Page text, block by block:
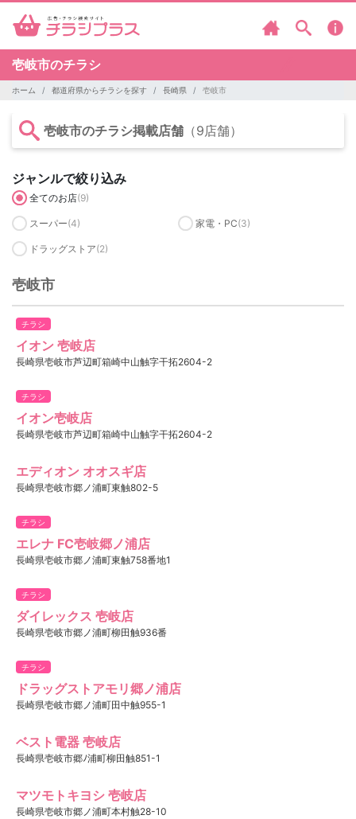
壱岐市のチラシ
ホーム 都道府県からチラシを探す 長崎県 壱岐市
壱岐市のチラシ掲載店舗 （9店舗）
ジャンルで絞り込み
全てのお店(9)
スーパー(4) 家電・PC(3)
ドラッグストア(2)
壱岐市
チラシ
イオン 壱岐店
長崎県壱岐市芦辺町箱崎中山触字干拓2604-2
チラシ
イオン壱岐店
長崎県壱岐市芦辺町箱崎中山触字干拓2604-2
エディオン オオスギ店
長崎県壱岐市郷ノ浦町東触802-5
チラシ
エレナ FC壱岐郷ノ浦店
長崎県壱岐市郷ノ浦町東触758番地1
チラシ
ダイレックス 壱岐店
長崎県壱岐市郷ノ浦町柳田触936番
チラシ
ドラッグストアモリ郷ノ浦店
長崎県壱岐市郷ノ浦町田中触955-1
ベスト電器 壱岐店
長崎県壱岐市郷ﾉ浦町柳田触851-1
マツモトキヨシ 壱岐店
長崎県壱岐市郷ノ浦町本村触28-10